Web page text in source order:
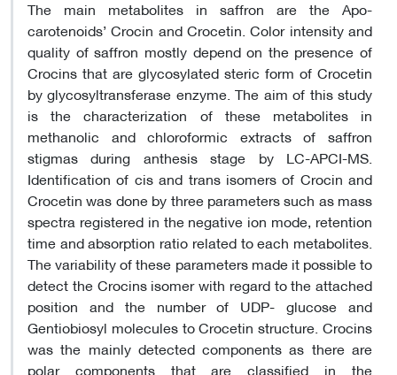
The main metabolites in saffron are the Apo-
carotenoids’ Crocin and Crocetin. Color intensity and
quality of saffron mostly depend on the presence of
Crocins that are glycosylated steric form of Crocetin
by glycosyltransferase enzyme. The aim of this study
is the characterization of these metabolites in
methanolic and chloroformic extracts of saffron
stigmas during anthesis stage by LC-APCI-MS.
Identification of cis and trans isomers of Crocin and
Crocetin was done by three parameters such as mass
spectra registered in the negative ion mode, retention
time and absorption ratio related to each metabolites.
The variability of these parameters made it possible to
detect the Crocins isomer with regard to the attached
position and the number of UDP- glucose and
Gentiobiosyl molecules to Crocetin structure. Crocins
was the mainly detected components as there are
polar components that are classified in the